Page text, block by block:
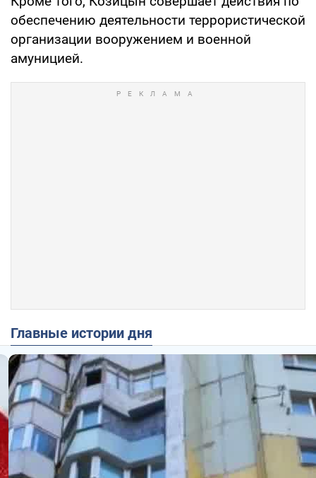
обеспечению деятельности террористической
организации вооружением и военной
амуницией.
Главные истории дня